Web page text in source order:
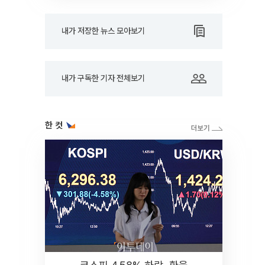
내가 저장한 뉴스 모아보기
내가 구독한 기자 전체보기
한 컷